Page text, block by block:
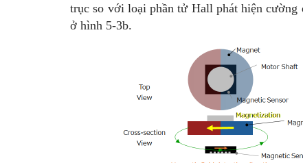
trục so với loại phần tử Hall phát hiện
ở hình 5-3b.